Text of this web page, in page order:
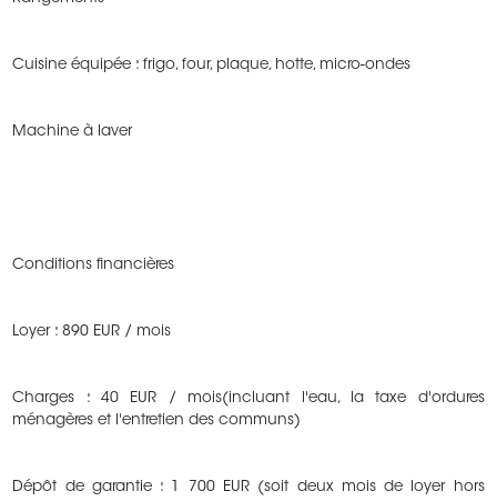
Cuisine équipée : frigo, four, plaque, hotte, micro-ondes
Machine à laver
Conditions financières
Loyer : 890 EUR / mois
Charges : 40 EUR / mois(incluant l'eau, la taxe d'ordures
ménagères et l'entretien des communs)
Dépôt de garantie : 1 700 EUR (soit deux mois de loyer hors